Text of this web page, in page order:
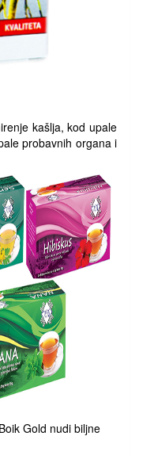
kašlja, kod upale
probavnih organa i
Gold nudi biljne